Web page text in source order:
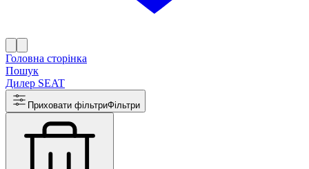
Головна сторінка
Пошук
Дилер SEAT
Приховати фільтриФільтри